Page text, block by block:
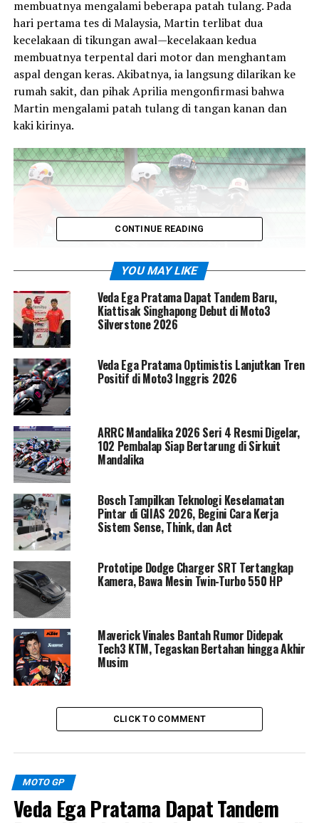
membuatnya mengalami beberapa patah tulang. Pada
hari pertama tes di Malaysia, Martin terlibat dua
kecelakaan di tikungan awal—kecelakaan kedua
membuatnya terpental dari motor dan menghantam
aspal dengan keras. Akibatnya, ia langsung dilarikan ke
rumah sakit, dan pihak Aprilia mengonfirmasi bahwa
Martin mengalami patah tulang di tangan kanan dan
kaki kirinya.
CEO Aprilia, Massimo Rivola, menjelaskan bahwa data
teknis menunjukkan tidak ada kesalahan dari sisi motor
maupun pengemudi. “Martin tidak memacu gas secara
agresif saat kecelakaan, sehingga insiden ini tampak
murni karena faktor eksternal,” ujar Rivola. Ia juga
menyoroti penggunaan ban medium yang asimetris;
kecelakaan terjadi di kedua sisi, menandakan bahwa
karakteristik ban mungkin belum optimal untuk kondisi
ekstrem tersebut.
Sementara itu, Aprilia telah menunjuk pebalap penguji
sementara, sambil menunggu pemulihan pasca
operasinya. Rivola menambahkan, “Martin dijadwalkan
keluar dari rumah sakit besok dan akan terbang ke Eropa
jadi fokus utama kami sekarang adalah pemulihan
optimal.” Tak hanya Martin, Raul Fernandez dari
Trackhouse juga mengalami patah tulang tangan kiri
CONTINUE READING
YOU MAY LIKE
Veda Ega Pratama Dapat Tandem Baru,
Kiattisak Singhapong Debut di Moto3
Silverstone 2026
Veda Ega Pratama Optimistis Lanjutkan Tren
Positif di Moto3 Inggris 2026
ARRC Mandalika 2026 Seri 4 Resmi Digelar,
102 Pembalap Siap Bertarung di Sirkuit
Mandalika
Bosch Tampilkan Teknologi Keselamatan
Pintar di GIIAS 2026, Begini Cara Kerja
Sistem Sense, Think, dan Act
Prototipe Dodge Charger SRT Tertangkap
Kamera, Bawa Mesin Twin-Turbo 550 HP
Maverick Vinales Bantah Rumor Didepak
Tech3 KTM, Tegaskan Bertahan hingga Akhir
Musim
CLICK TO COMMENT
MOTO GP
Veda Ega Pratama Dapat Tandem